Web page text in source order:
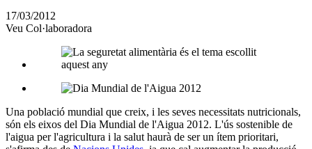
altres
xarxes
17/03/2012
Veu Col·laboradora
Una població mundial que creix, i les seves necessitats nutricionals,
són els eixos del Dia Mundial de l'Aigua 2012. L'ús sostenible de
l'aigua per l'agricultura i la salut haurà de ser un ítem prioritari,